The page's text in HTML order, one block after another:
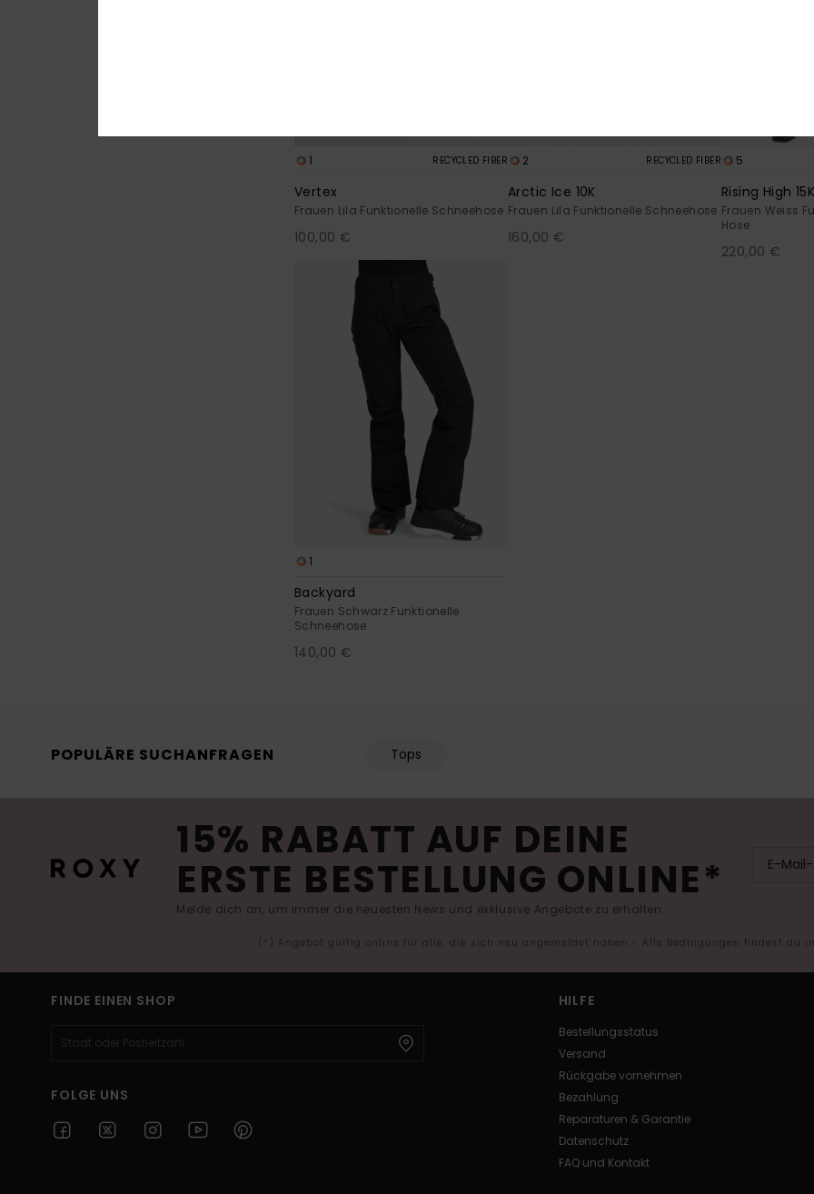
1 RECYCLED FIBER
Vertex
Frauen Lila Funktionelle Schneehose
100,00 €
2 RECYCLED FIBER
Arctic Ice 10K
Frauen Lila Funktionelle Schneehose
160,00 €
5
Rising High 15K
Frauen Weiss
Hose
220,00 €
1
Backyard
Frauen Schwarz Funktionelle
Schneehose
140,00 €
POPULÄRE SUCHANFRAGEN Tops
15% RABATT AUF DEINE
ERSTE BESTELLUNG ONLINE*
Melde dich an, um immer die neuesten News und exklusive Angebote zu erhalten.
(*) Angebot gültig online für alle, die sich neu angemeldet haben - Alle Bedingungen findest du
FINDE EINEN SHOP
FOLGE UNS
HILFE
Bestellungsstatus
Versand
Rückgabe vornehmen
Bezahlung
Reparaturen & Garantie
Datenschutz
FAQ und Kontakt